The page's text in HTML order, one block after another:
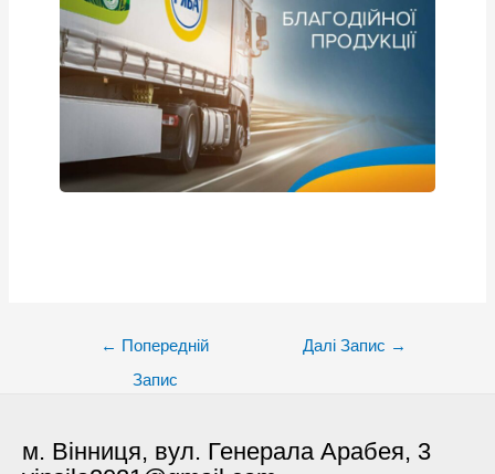
← Попередній
Запис
Далі Запис →
м. Вінниця, вул. Генерала Арабея, 3